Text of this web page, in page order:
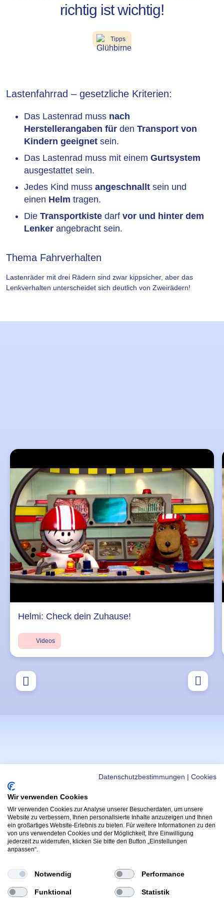
Datenschutzbestimmungen Cookies
Wir verwenden Cookies
Wir verwenden Cookies zur Analyse unserer Besucherdaten, um unsere
Website zu verbessern, Ihnen personalisierte Inhalte anzuzeigen und Ihnen
ein großartiges Website-Erlebnis zu bieten. Für weitere Informationen zu den
von uns verwendeten Cookies und der Möglichkeit, Ihre Einwilligung
jederzeit zu widerrufen, klicken Sie bitte den Button „Einstellungen
anpassen“.
Notwendig Performance
Funktional Statistik
richtig ist wichtig!
Tipps
Lastenfahrrad – gesetzliche Kriterien:
Das Lastenrad muss nach
Herstellerangaben für den Transport von
Kindern geeignet sein.
Das Lastenrad muss mit einem Gurtsystem
ausgestattet sein.
Jedes Kind muss angeschnallt sein und
einen Helm tragen.
Die Transportkiste darf vor und hinter dem
Lenker angebracht sein.
Thema Fahrverhalten
Lastenräder mit drei Rädern sind zwar kippsicher, aber das
Lenkverhalten unterscheidet sich deutlich von Zweirädern!
Helmi: Check dein Zuhause!
Videos
WICHTIGE LINKS
Helmi Post
Kontakt & Support
APPS
Hoppala App
(Öffnet in
Radfahrprüfung
FOLGE HELMI: